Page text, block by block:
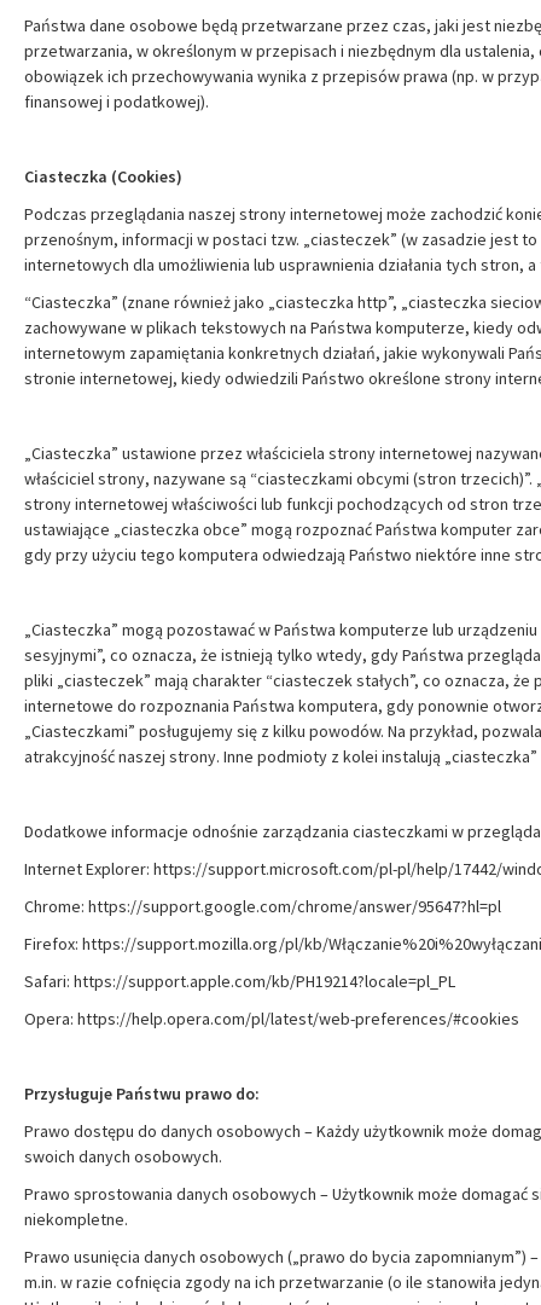
Państwa dane osobowe będą przetwarzane przez czas, jaki jest
przetwarzania, w określonym w przepisach i niezbędnym dla
obowiązek ich przechowywania wynika z przepisów prawa (np. w
finansowej i podatkowej).
Ciasteczka (Cookies)
Podczas przeglądania naszej strony internetowej może zachodzić
przenośnym, informacji w postaci tzw. „ciasteczek” (w zasadzie jest
internetowych dla umożliwienia lub usprawnienia działania tych stron,
“Ciasteczka” (znane również jako „ciasteczka http”, „ciasteczka
zachowywane w plikach tekstowych na Państwa komputerze, kiedy
internetowym zapamiętania konkretnych działań, jakie wykonywali
stronie internetowej, kiedy odwiedzili Państwo określone strony
„Ciasteczka” ustawione przez właściciela strony internetowej
właściciel strony, nazywane są “ciasteczkami obcymi (stron
strony internetowej właściwości lub funkcji pochodzących od stron
ustawiające „ciasteczka obce” mogą rozpoznać Państwa komputer
gdy przy użyciu tego komputera odwiedzają Państwo niektóre inne
„Ciasteczka” mogą pozostawać w Państwa komputerze lub
sesyjnymi”, co oznacza, że istnieją tylko wtedy, gdy Państwa
pliki „ciasteczek” mają charakter “ciasteczek stałych”, co oznacza,
internetowe do rozpoznania Państwa komputera, gdy ponownie
„Ciasteczkami” posługujemy się z kilku powodów. Na przykład,
atrakcyjność naszej strony. Inne podmioty z kolei instalują
Dodatkowe informacje odnośnie zarządzania ciasteczkami w
Internet Explorer: https://support.microsoft.com/pl-pl/help/17442/
Chrome: https://support.google.com/chrome/answer/95647?hl=pl
Firefox: https://support.mozilla.org/pl/kb/
Safari: https://support.apple.com/kb/PH19214?locale=pl_PL
Opera: https://help.opera.com/pl/latest/web-preferences/#cookies
Przysługuje Państwu prawo do:
Prawo dostępu do danych osobowych – Każdy użytkownik może
swoich danych osobowych.
Prawo sprostowania danych osobowych – Użytkownik może domagać
niekompletne.
Prawo usunięcia danych osobowych („prawo do bycia
m.in. w razie cofnięcia zgody na ich przetwarzanie (o ile stanowiła